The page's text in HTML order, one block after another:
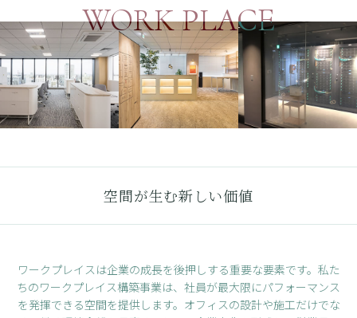
WORK PLACE
空間が生む新しい価値
ワークプレイスは企業の成長を後押しする重要な要素です。 私た
ちのワークプレイス構築事業は、社員が最大限にパフォーマンス
を発揮できる空間を提供します。 オフィスの設計や施工だけでな